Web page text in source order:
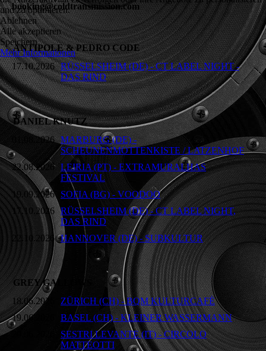
booking@coldtransmission.com
ANTIPOLE & PEDRO CODE
17.10.2026 RÜSSELSHEIM (DE) - CT LABEL NIGHT -
DAS RIND
DANIEL KNUTZ
01.08.2026 MARBURG (DE) -
SCHEUNENMOTTENKISTE / LATZENHOF
22.08.2026 LEIRIA (PT) - EXTRAMURALHAS
FESTIVAL
19.09.2026
SOFIA (BG) - VOODOO
17.10.2026 RÜSSELSHEIM (DE) - CT LABEL NIGHT,
DAS RIND
22.10.2026 HANNOVER (DE) - SUBKULTUR
GREY GALLOWS
18.06.2026
ZÜRICH (CH) - BQM KULTURCAFÉ
19.06.2026
BASEL (CH) - KLEINER WASSERMANN
SESTRI LEVANTE (IT) - CIRCOLO
MATTEOTTI
und zu optimieren.
Ablehnen
Alle akzeptieren
Speichern
Mehr Informationen